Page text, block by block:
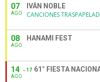
07
AGO
IVÁN NOBLE
CANCIONES
08
AGO
HANAMI FEST
14
AGO
17 61° FIESTA